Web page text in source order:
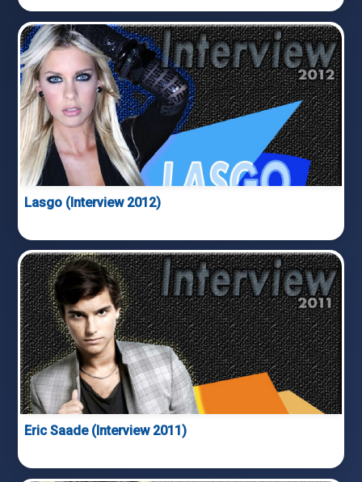
Lasgo (Interview 2012)
Eric Saade (Interview 2011)